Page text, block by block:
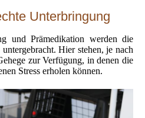
Unterbringung
und Prämedikation werden die
Hier stehen, je nach
zur Verfügung, in denen die
Stress erholen können.